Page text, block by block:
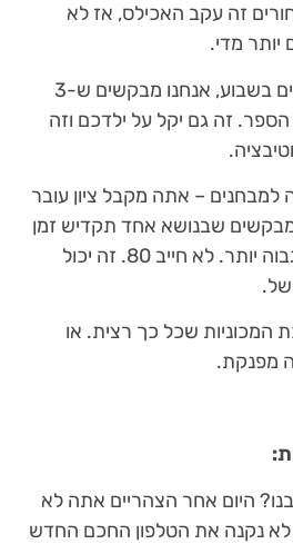
זה עקב האכילס, אז לא
יותר מדי.
נאמר כך: מתוך 5 פעמים בשבוע, אנחנו מבקשים ש-3
זה גם יקל על ילדכם וזה
– אתה מקבל ציון עובר
שבנושא אחד תקדיש זמן
רב יותר כדי לקבל ציון גבוה יותר. לא חייב 80. זה יכול
המכוניות שכל כך רצית. או
מפנקת.
היום אחר הצהריים אתה לא
לא נקנה את הטלפון החכם החדש